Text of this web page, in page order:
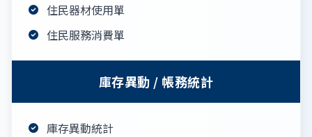
住民器材使用單
住民服務消費單
庫存異動 / 帳務統計
庫存異動統計